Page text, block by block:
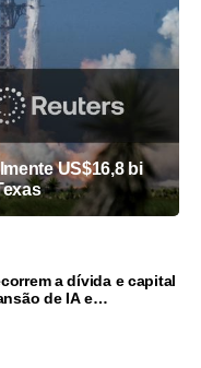
US$16,8 bi
a dívida e capital
de IA e